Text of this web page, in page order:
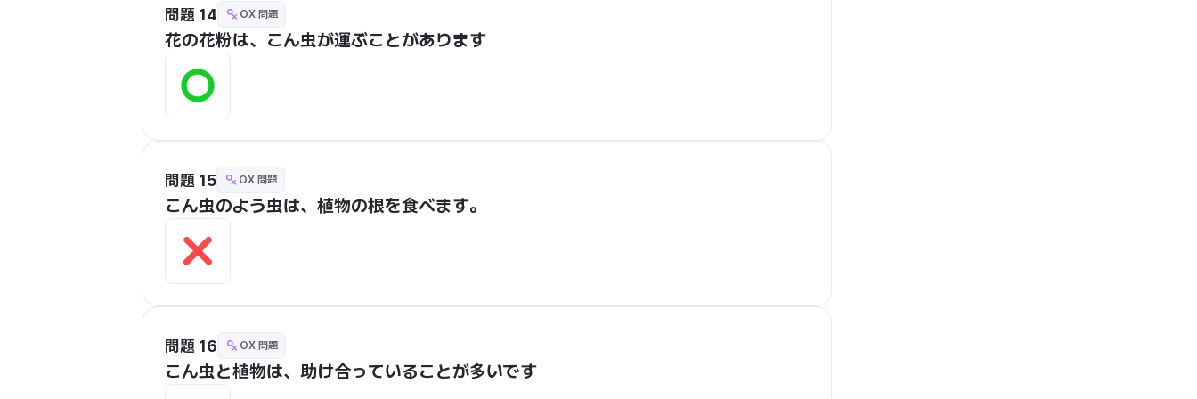
問題 14 OX 問題
花の花粉は、こん虫が運ぶことがあります
問題 15 OX 問題
こん虫のよう虫は、植物の根を食べます。
問題 16 OX 問題
こん虫と植物は、助け合っていることが多いです